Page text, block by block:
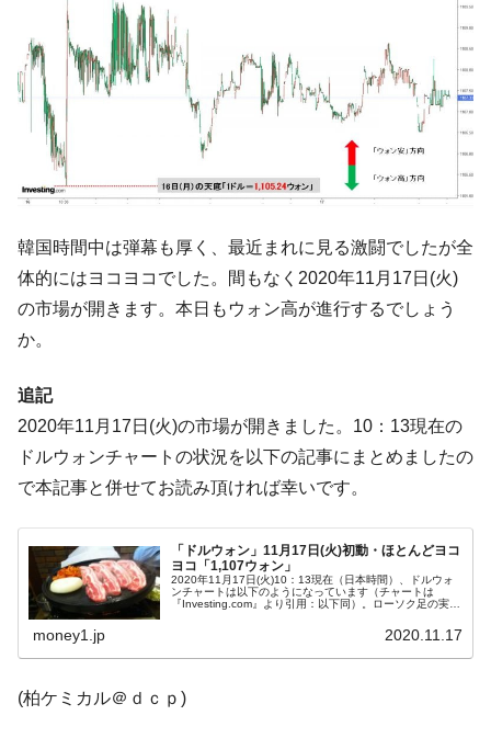
『Money1』
韓国製造業「半導体絶好調」のウラで他業
種は全般的「不調」⇒ PSIが示す現況は決して良くない。
『Money1』
【米韓激突案件】韓国消費者院が『クーパ
ン』1人当たり賠償10万ウォンを認定 ⇒ 総額3兆7,000億
『Money1』 韓国で猛暑。南東部では干ばつ
『Money1』
韓国型イージス搭載の次世代駆逐艦
「KDDX」1番艦、2032年竣工と公示
に韓国がいっちょがみしたのでは。
『Money1』
韓国政府『BYD』車への補助金を全廃 ⇒ 実
は韓国で『BYD』車は売れている。6カ月で対前年同期比
1.9倍！
く空港に詰めかけ「出て行け！」「極右勢力」のプラカー
ドを掲げる「在韓反米勢力」
『Money1』
韓国政府「2035年までに18.4GW規模のAIデ
ータセンター整備」⇒ だから無理だってば。
ほぼ終わった」
『Money1』
韓国『国民年金公団』株価暴落で200兆蒸
発。
『Money1』
韓国政府「ニセＫ-ブランドを通報しようキ
『Money1』
韓国「橋が落ちました」⇒ 耐久性「なさす
韓国時間中は弾幕も厚く、最近まれに見る激闘でしたが全
体的にはヨコヨコでした。間もなく2020年11月17日(火)
の市場が開きます。本日もウォン高が進行するでしょう
か。
追記
2020年11月17日(火)の市場が開きました。10：13現在の
ドルウォンチャートの状況を以下の記事にまとめましたの
で本記事と併せてお読み頂ければ幸いです。
「ドルウォン」11月17日(火)初動・ほとんどヨコ
ヨコ「1,107ウォン」
2020年11月17日(火)10：13現在（日本時間）、ドルウォ
ンチャートは以下のようになっています（チャートは
『Investing.com』より引用：以下同）。ローソク足の実体
money1.jp 2020.11.17
(柏ケミカル＠ｄｃｐ)